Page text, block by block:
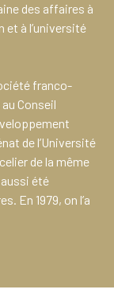
des affaires à
à l’université
franco-
Conseil
de l’Université
de la même
été
En 1979, on l’a